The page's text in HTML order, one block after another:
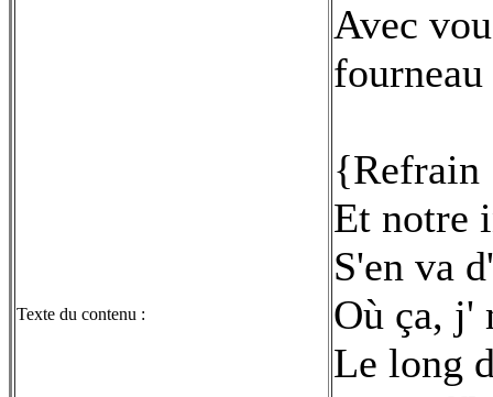
Texte du contenu :
Avec
fourneau
Et notre
S'en va
Où ça, j'
Le long